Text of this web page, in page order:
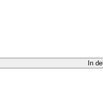
In